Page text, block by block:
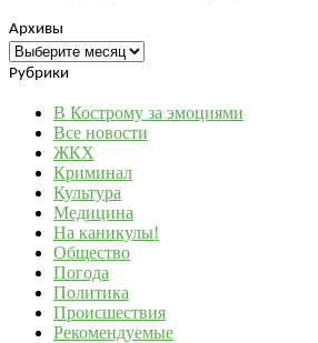
Архивы
Архивы
Рубрики
В Кострому за эмоциями
Все новости
ЖКХ
Криминал
Культура
Медицина
На каникулы!
Общество
Погода
Политика
Происшествия
Рекомендуемые